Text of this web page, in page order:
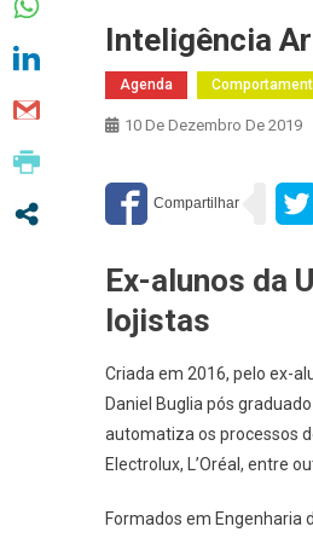
Inteligência
Agenda
10 De Dezembro De 2019
Ex-alunos da
lojistas
Criada em 2016, pelo ex-
Daniel Buglia pós
automatiza os processos
Electrolux, L’Oréal, entre
Formados em